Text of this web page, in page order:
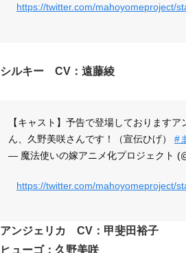
https://twitter.com/mahoyomeproject/
シルキー CV：遠藤綾
【キャスト】予告で登場しております
ん、久野美咲さんです！（宣伝ひげ） #
— 魔法使いの嫁アニメ化プロジェクト
https://twitter.com/mahoyomeproject/
アンジェリカ CV：甲斐田裕子
ヒューゴ：久野美咲